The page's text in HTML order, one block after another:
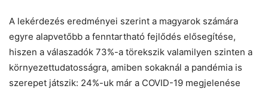
A lekérdezés eredményei szerint a magyarok számára
egyre alapvetőbb a fenntartható fejlődés elősegítése,
hiszen a válaszadók 73%-a törekszik valamilyen szinten a
környezettudatosságra, amiben sokaknál a pandémia is
szerepet játszik: 24%-uk már a COVID-19 megjelenése